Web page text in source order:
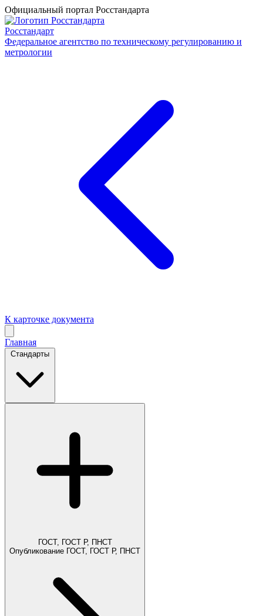
Официальный портал Росстандарта
Росстандарт
Федеральное агентство по техническому регулированию и
метрологии
К карточке документа
Главная
Стандарты
ГОСТ, ГОСТ Р, ПНСТ
Опубликование ГОСТ, ГОСТ Р, ПНСТ